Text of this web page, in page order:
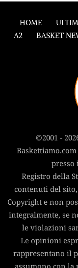
HOME
A2
BASKET
©2001 -
presso
Registro della
contenuti del
Copyright e non
integralmente, se
le violazioni
Le opinioni
rappresentano il